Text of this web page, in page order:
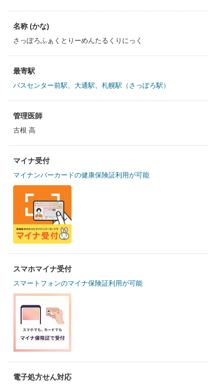
名称 (かな)
さっぽろふぁくとりーめんたるくりにっく
最寄駅
バスセンター前駅 大通駅 札幌駅（さっぽろ駅）
管理医師
古根 高
マイナ受付
マイナンバーカードの健康保険証利用が可能
スマホマイナ受付
スマートフォンのマイナ保険証利用が可能
電子処方せん対応